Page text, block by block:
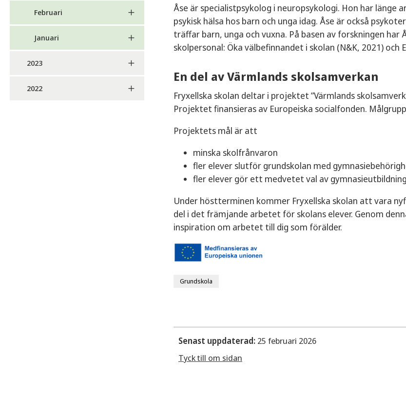
Februari
Januari
2023
2022
Åse är specialistpsykolog i neuropsykologi. Hon har länge
psykisk hälsa hos barn och unga idag. Åse är också
träffar barn, unga och vuxna. På basen av forskningen
skolpersonal: Öka välbefinnandet i skolan (N&K, 2021) och
En del av Värmlands skolsamverkan
Fryxellska skolan deltar i projektet ”Värmlands
Projektet finansieras av Europeiska socialfonden.
Projektets mål är att
minska skolfrånvaron
fler elever slutför grundskolan med
fler elever gör ett medvetet val av
Under höstterminen kommer Fryxellska skolan att vara
del i det främjande arbetet för skolans elever. Genom
inspiration om arbetet till dig som förälder.
Grundskola
Senast uppdaterad: 25 februari 2026
Tyck till om sidan